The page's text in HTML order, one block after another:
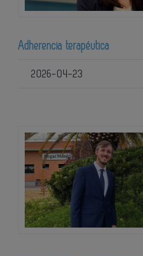
Adherencia terapéutica
2026-04-23